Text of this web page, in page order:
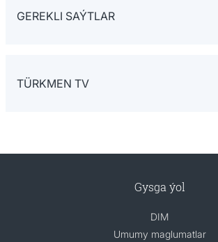
GEREKLI SAÝTLAR
TÜRKMEN TV
Gysga ýol
DIM
Umumy maglumatlar